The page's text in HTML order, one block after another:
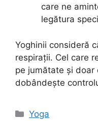
care ne
legătura
Yoghinii consideră
respirații. Cel care
pe jumătate și doar
dobândește
Categorii
Yoga